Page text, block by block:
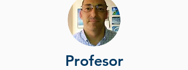
Profesor